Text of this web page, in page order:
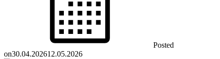
Posted
on30.04.202612.05.2026